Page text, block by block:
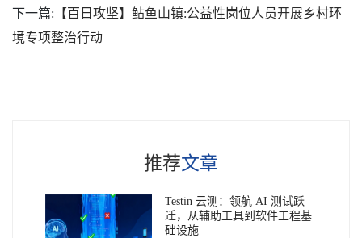
下一篇: 【百日攻坚】鲇鱼山镇:公益性岗位人员开展乡村环
境专项整治行动
推荐文章
Testin 云测：领航 AI 测试跃
迁，从辅助工具到软件工程基
础设施